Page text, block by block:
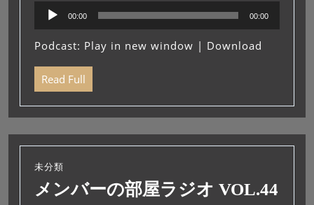
プ
レ
ー
ヤ
00:00 00:00
Podcast: Play in new window | Download
Read Full
未分類
メンバーの部屋ラジオ VOL.44